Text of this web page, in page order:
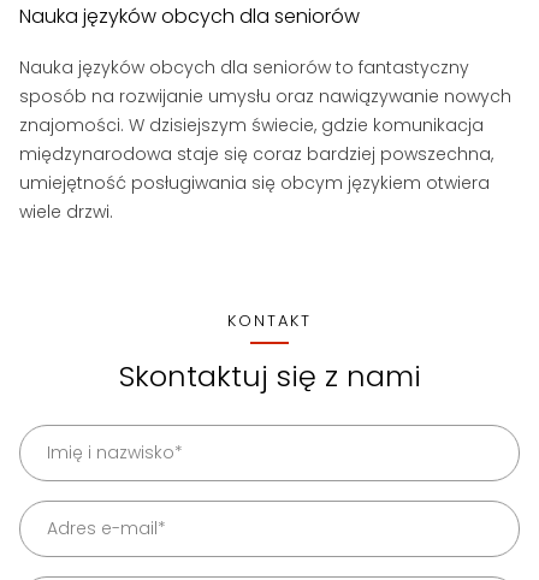
Nauka języków obcych dla seniorów
Nauka języków obcych dla seniorów to fantastyczny
sposób na rozwijanie umysłu oraz nawiązywanie nowych
znajomości. W dzisiejszym świecie, gdzie komunikacja
międzynarodowa staje się coraz bardziej powszechna,
umiejętność posługiwania się obcym językiem otwiera
wiele drzwi.
KONTAKT
Skontaktuj się z nami